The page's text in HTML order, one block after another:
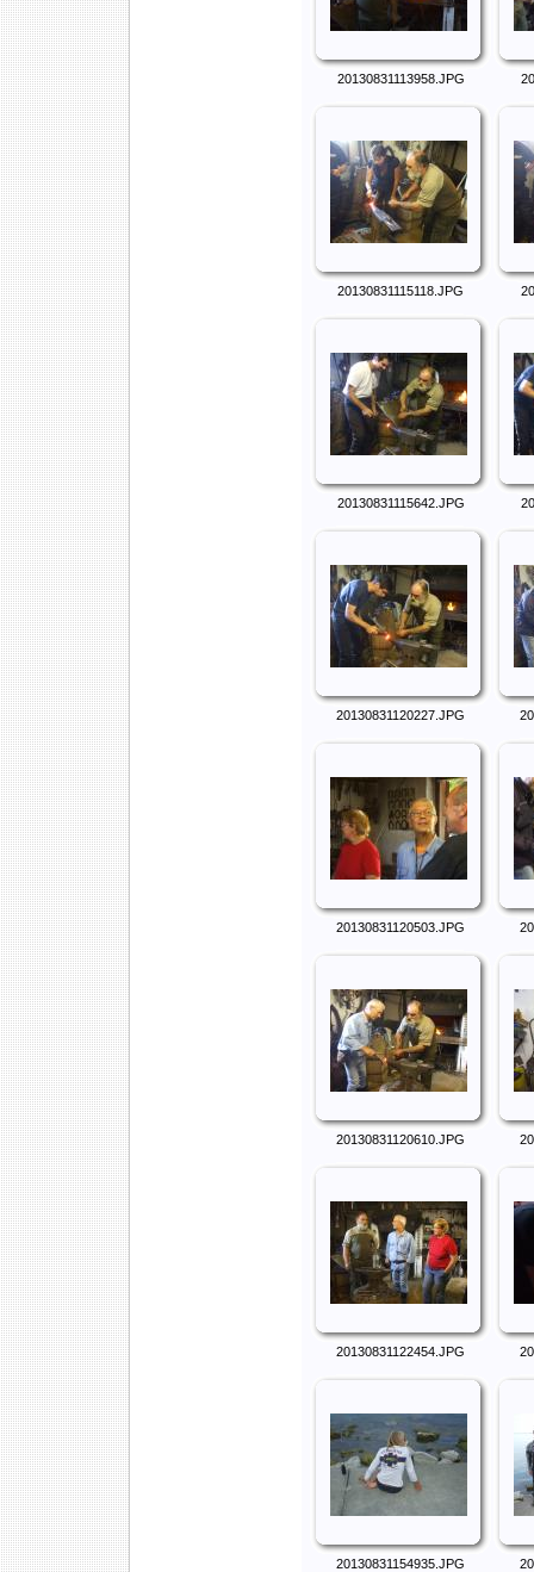
20130831113958.JPG
20130831115118.JPG
20130831115642.JPG
20130831120227.JPG
20130831120503.JPG
20130831120610.JPG
20130831122454.JPG
20130831154935.JPG